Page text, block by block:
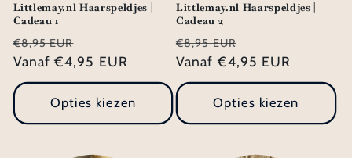
Littlemay.nl Haarspeldjes |
Cadeau 1
Normale
prijs
€8,95 EUR
Aanbiedingsprijs
Vanaf €4,95 EUR
Opties kiezen
Littlemay.nl Haarspeldjes |
Cadeau 2
Normale
prijs
€8,95 EUR
Vanaf €4,95 EUR
Opties kiezen